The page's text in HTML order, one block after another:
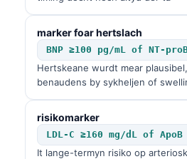
marker foar hertslach
BNP ≥100 pg/mL of NT-
Hertskeane wurdt mear
benaudens by sykheljen of
risikomarker
LDL-C ≥160 mg/dL of ApoB
It lange-termyn risiko op